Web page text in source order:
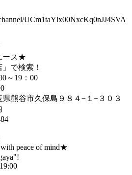
UCm1taYlx00NxcKq0nJJ4SVA
ース★
で検索！
～19：00
県熊谷市久保島９８４−１−３０３
peace of mind★